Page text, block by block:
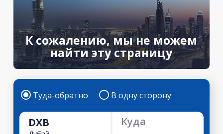
К сожалению, мы не можем
найти эту страницу
Туда-обратно В одну сторону
DXB Куда